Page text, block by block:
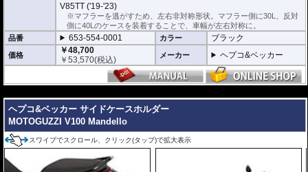
V85TT ('19-'23)
※マフラーを逃がすため、左右非対称形状。マフラー側に30L、反対
側に40Lのケースを装着することで、車幅が左右対称に。
品番
653-554-0001 カラー ブラック
価格
￥48,700
￥53,570(税込) メーカー ヘプコ&ベッカー
ヘプコ&ベッカー サイドケースホルダー
MOTOGUZZI V100 Mandello
スワイプでスクロール、クリック(タップ)で拡大表示